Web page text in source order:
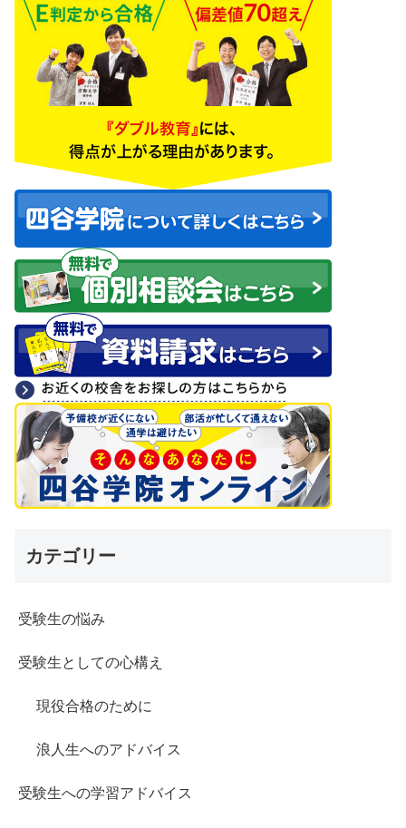
カテゴリー
受験生の悩み
受験生としての心構え
現役合格のために
浪人生へのアドバイス
受験生への学習アドバイス